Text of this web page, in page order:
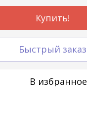
Купить!
Быстрый заказ
В избранное